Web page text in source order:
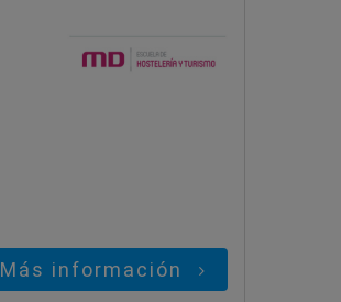
Más información